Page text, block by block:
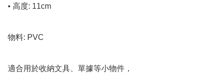
• 高度: 11cm
物料: PVC
適合用於收納文具、單據等小物件，